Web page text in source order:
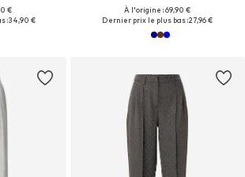
€
:34,90 €
À l'origine : 69,90 €
Dernier prix le plus bas :27,96 €